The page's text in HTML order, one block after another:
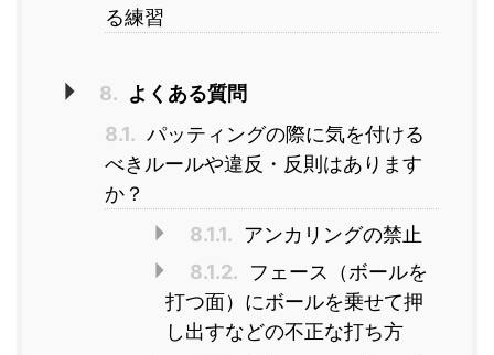
る練習
8. よくある質問
8.1. パッティングの際に気を付ける
べきルールや違反・反則はあります
か？
8.1.1. アンカリングの禁止
8.1.2.
フェース（ボールを
打つ面）にボールを乗せて押
し出すなどの不正な打ち方